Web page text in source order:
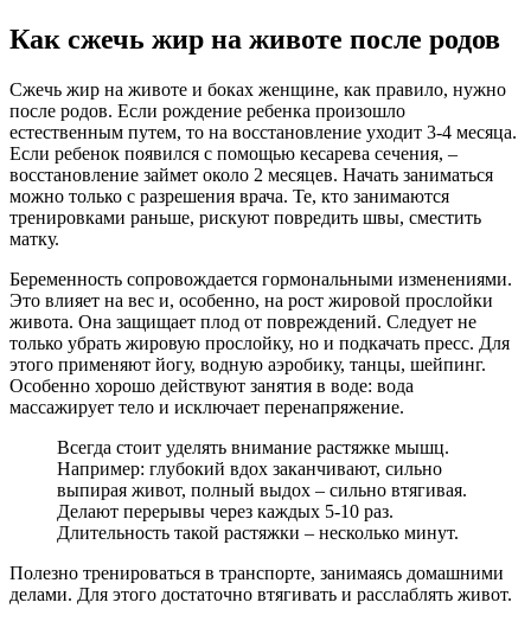
Как сжечь жир на животе после родов
Сжечь жир на животе и боках женщине, как правило, нужно
после родов. Если рождение ребенка произошло
естественным путем, то на восстановление уходит 3-4 месяца.
Если ребенок появился с помощью кесарева сечения, –
восстановление займет около 2 месяцев. Начать заниматься
можно только с разрешения врача. Те, кто занимаются
тренировками раньше, рискуют повредить швы, сместить
матку.
Беременность сопровождается гормональными изменениями.
Это влияет на вес и, особенно, на рост жировой прослойки
живота. Она защищает плод от повреждений. Следует не
только убрать жировую прослойку, но и подкачать пресс. Для
этого применяют йогу, водную аэробику, танцы, шейпинг.
Особенно хорошо действуют занятия в воде: вода
массажирует тело и исключает перенапряжение.
Всегда стоит уделять внимание растяжке мышц.
Например: глубокий вдох заканчивают, сильно
выпирая живот, полный выдох – сильно втягивая.
Делают перерывы через каждых 5-10 раз.
Длительность такой растяжки – несколько минут.
Полезно тренироваться в транспорте, занимаясь домашними
делами. Для этого достаточно втягивать и расслаблять живот.